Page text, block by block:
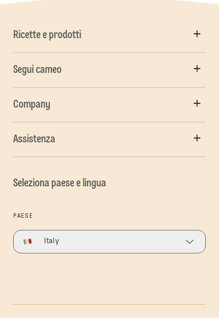
Ricette e prodotti
Segui cameo
Company
Assistenza
Seleziona paese e lingua
PAESE
Italy